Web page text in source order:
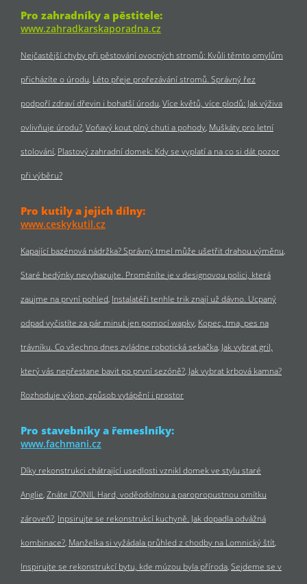
Pro zahradníky a pěstitele:
www.zahradkarskaporadna.cz
Nejčastější chyby při pěstování ovocných stromů: Kvůli těmto omylům
přicházíte o úrodu Léto přeje prořezávání stromů. Správný řez
podpoří zdraví dřevin i bohatší úrodu Více květů, více plodů: Jak výživa
ovlivňuje úrodu? Voňavý kout plný chuti a pohody Muškáty pro letní
stolování Plastový zahradní domek: Kdy se vyplatí a na co si dát pozor
při výběru?
Pro kutily a jejich dílny:
www.ceskykutil.cz
Kapající bazénová nádržka? Správný tmel může ušetřit drahou výměnu
Staré bedýnky nevyhazujte. Proměníte je v designovou polici, která
zaujme na první pohled Instalatéři tenhle trik znají už dávno. Ucpaný
odpad vyčistíte za pár minut jen pomocí wapky Kopec, tma, pes na
trávníku. Co všechno dnes zvládne robotická sekačka Jak vybrat gril,
který vás nepřestane bavit po první sezóně? Jak vybrat krbová kamna?
Rozhoduje výkon, způsob vytápění i prostor
Pro stavebníky a řemeslníky:
www.fachmani.cz
Díky rekonstrukci chátrající usedlosti vznikl domek ve stylu staré
Anglie Znáte IZONIL Hard, voděodolnou a paropropustnou omítku
zároveň? Inpsirujte se rekonstrukcí kuchyně. Jak dopadla odvážná
kombinace? Manželka si vyžádala průhled z chodby na Lomnický štít
Inspirujte se rekonstrukcí bytu, kde múzou byla příroda Sejdeme se v